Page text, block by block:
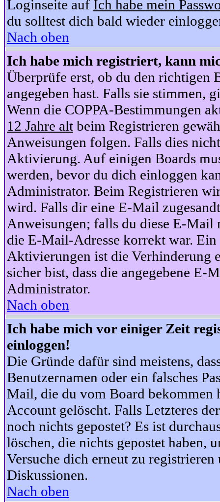
Loginseite auf Ich habe mein
du solltest dich bald wieder
Nach oben
Ich habe mich registriert, kann
Überprüfe erst, ob du den richtigen
angegeben hast. Falls sie stimmen,
Wenn die COPPA-Bestimmungen
12 Jahre alt beim Registrieren
Anweisungen folgen. Falls dies
Aktivierung. Auf einigen Boards
werden, bevor du dich einloggen
Administrator. Beim Registrieren
wird. Falls dir eine E-Mail
Anweisungen; falls du diese E-Mail
die E-Mail-Adresse korrekt war.
Aktivierungen ist die Verhinderung
sicher bist, dass die angegebene
Administrator.
Nach oben
Ich habe mich vor einiger Zeit
einloggen!
Die Gründe dafür sind meistens,
Benutzernamen oder ein falsches
Mail, die du vom Board bekommen
Account gelöscht. Falls Letzteres
noch nichts gepostet? Es ist
löschen, die nichts gepostet haben,
Versuche dich erneut zu
Diskussionen.
Nach oben